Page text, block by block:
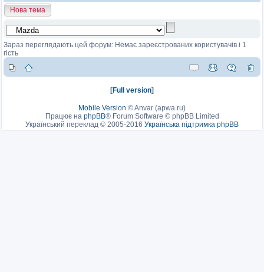
Нова тема
Зараз переглядають цей форум: Немає зареєстрованих користувачів і 1
гість
[Full version]
Mobile Version ©Anvar (apwa.ru)
Працює на phpBB® Forum Software © phpBB Limited
Український переклад © 2005-2016 Українська підтримка phpBB